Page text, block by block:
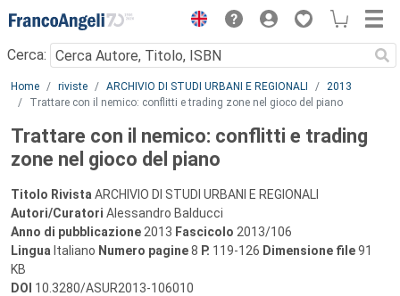
Menu
Cerca:
Main content
Home riviste ARCHIVIO DI STUDI URBANI E REGIONALI
2013
Trattare con il nemico: conflitti e trading zone nel gioco del piano
Trattare con il nemico: conflitti e trading
zone nel gioco del piano
Titolo Rivista ARCHIVIO DI STUDI URBANI E REGIONALI
Autori/Curatori Alessandro Balducci
Anno di pubblicazione 2013 Fascicolo 2013/106
Lingua Italiano Numero pagine8 P. 119-126 Dimensione file91
KB
DOI 10.3280/ASUR2013-106010